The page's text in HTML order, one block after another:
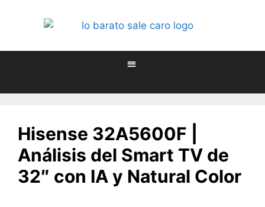
Hisense 32A5600F |
Análisis del Smart TV de
32″ con IA y Natural Color